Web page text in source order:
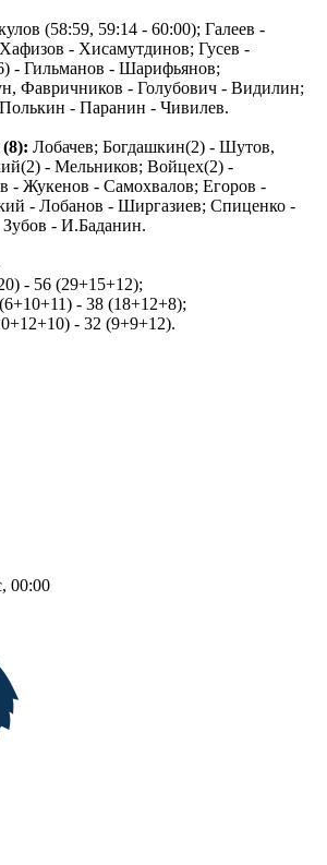
(58:59, 59:14 - 60:00); Галеев -
- Хисамутдинов; Гусев -
- Гильманов - Шарифьянов;
Фавричников - Голубович - Видилин;
- Паранин - Чивилев.
Лобачев; Богдашкин(2) - Шутов,
- Мельников; Войцех(2) -
- Жукенов - Самохвалов; Егоров -
- Лобанов - Ширгазиев; Спиценко -
- И.Баданин.
- 56 (29+15+12);
- 38 (18+12+8);
- 32 (9+9+12).
00:00